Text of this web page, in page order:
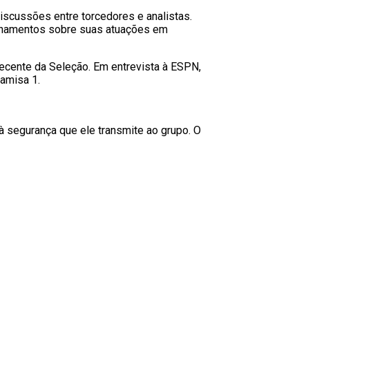
entre torcedores e analistas.
sobre suas atuações em
da Seleção. Em entrevista à ESPN,
1.
que ele transmite ao grupo. O